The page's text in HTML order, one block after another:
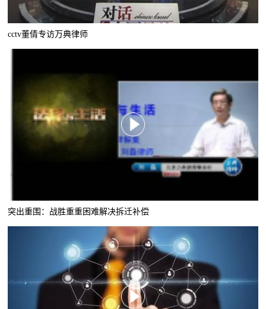
cctv董倩专访万典律师
突出重围：战胜重重困难解决拆迁补偿